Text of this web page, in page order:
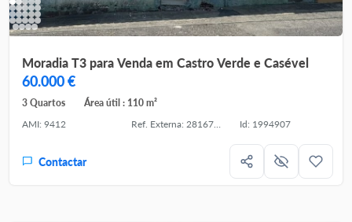
Moradia T3 para Venda em Castro Verde e Casével
60.000 €
3 Quartos
Área útil : 110 m²
AMI: 9412
Ref. Externa: 281671038 Id: 1994907
Contactar